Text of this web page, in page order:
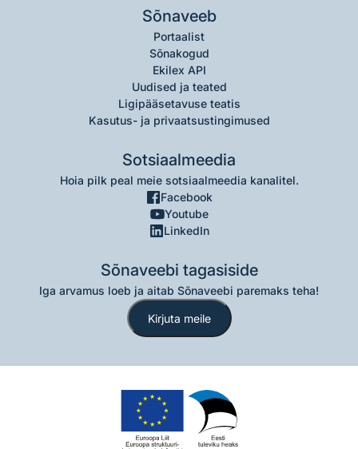
Sõnaveeb
Portaalist
Sõnakogud
Ekilex API
Uudised ja teated
Ligipääsetavuse teatis
Kasutus- ja privaatsustingimused
Sotsiaalmeedia
Hoia pilk peal meie sotsiaalmeedia kanalitel.
Facebook
Youtube
LinkedIn
Sõnaveebi tagasiside
Iga arvamus loeb ja aitab Sõnaveebi paremaks teha!
Kirjuta meile